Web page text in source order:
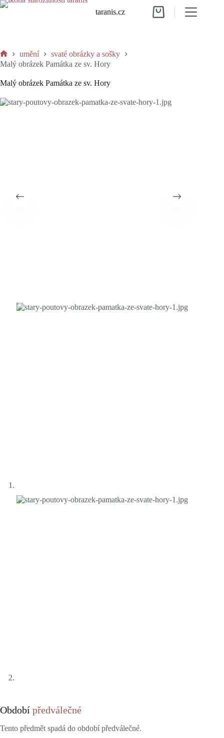
Skip
taranis.cz
Shopping
Home
umění
svaté obrázky a sošky
Malý obrázek Památka ze sv. Hory
Malý obrázek Památka ze sv. Hory
Období předválečné
Tento předmět spadá do období předválečné.